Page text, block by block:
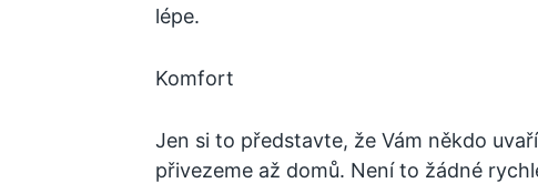
lépe.
Komfort
Jen si to představte, že Vám někdo
přivezeme až domů. Není to žádné